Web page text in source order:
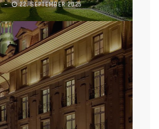
22. SEPTEMBER 2025